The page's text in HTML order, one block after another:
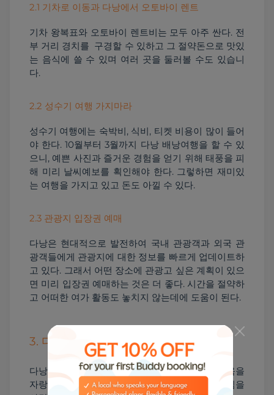
2.1 기차로 이동과 다낭에서 오토바이 렌트
기차 왕복표와 오토바이 렌트비는 모두 아주 싼다. 전
부 거리 경치를  구경할 수 있하고 그 절약돈으로 맛있
는 음식에 쓸 수 있며 여러 곳을 둘러볼 수도 있습니
다.
2.2 성수기 여행 가지마라
성수기 여행에는 숙박비, 식비, 티켓 비용이 많이 들어
야 한다. 10월부터 3월까지 다낭 배낭여행을 할 수 있
으니, 예쁜 사진과 즐거운 경험을 얻기 위해 태풍을 피
해 미리 날씨예보를 획인해야 한다. 그렇하면 재미있
는 여행을 가지고 있고 돈도 아낄 수 있다.
2.3 관광지 입장권 예매
다낭은 현대적으로 발전하여 국내 관광객과 외국 관
광객들에게 관광지에 대한 정보를 빠르게 업데이트하
고 있다. 그래서 어떤 장소에 관광고 싶은 계획이 있으
면 미리 입장권 예매하는 것은 더 좋다. 시간을 절약하
고 어떠한 여가 활동도 놓치지 않는데에 도움이 된다.
3. 다낭 배낭여행 명소 체험
다낭은 관광 도시인데도 불구하고 본래의 평화로움을
자랑한다. 여기 사람들도 착실하고 성실하며 손님을